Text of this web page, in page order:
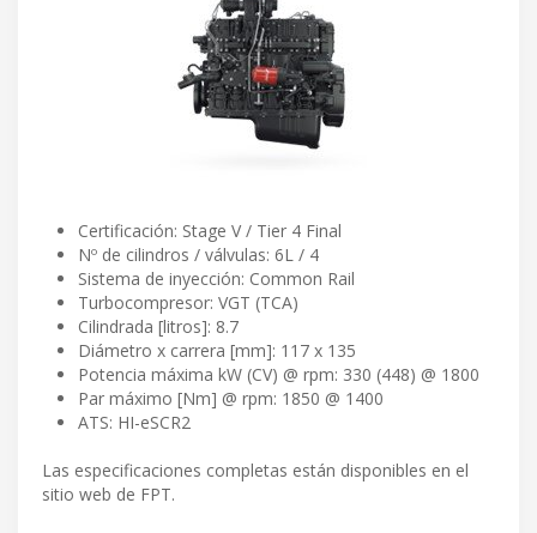
Certificación: Stage V / Tier 4 Final
Nº de cilindros / válvulas: 6L / 4
Sistema de inyección: Common Rail
Turbocompresor: VGT (TCA)
Cilindrada [litros]: 8.7
Diámetro x carrera [mm]: 117 x 135
Potencia máxima kW (CV) @ rpm: 330 (448) @ 1800
Par máximo [Nm] @ rpm: 1850 @ 1400
ATS: HI-eSCR2
Las especificaciones completas están disponibles en el
sitio web de FPT.